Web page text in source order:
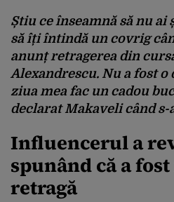
Știu ce înseamnă să nu ai
să îți întindă un covrig
anunț retragerea din
Alexandrescu. Nu a fost o
ziua mea fac un cadou
declarat Makaveli când
Influencerul a
spunând că a
retragă